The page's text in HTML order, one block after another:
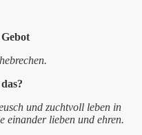
Gebot
und zuchtvoll leben in
einander lieben und ehren.